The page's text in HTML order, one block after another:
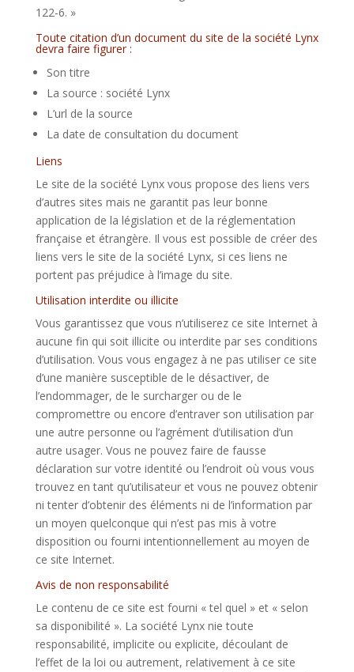
122-6. »
Toute citation d’un document du site de la société Lynx
devra faire figurer :
Son titre
La source : société Lynx
L’url de la source
La date de consultation du document
Liens
Le site de la société Lynx vous propose des liens vers
d’autres sites mais ne garantit pas leur bonne
application de la législation et de la réglementation
française et étrangère. Il vous est possible de créer des
liens vers le site de la société Lynx, si ces liens ne
portent pas préjudice à l’image du site.
Utilisation interdite ou illicite
Vous garantissez que vous n’utiliserez ce site Internet à
aucune fin qui soit illicite ou interdite par ses conditions
d’utilisation. Vous vous engagez à ne pas utiliser ce site
d’une manière susceptible de le désactiver, de
l’endommager, de le surcharger ou de le
compromettre ou encore d’entraver son utilisation par
une autre personne ou l’agrément d’utilisation d’un
autre usager. Vous ne pouvez faire de fausse
déclaration sur votre identité ou l’endroit où vous vous
trouvez en tant qu’utilisateur et vous ne pouvez obtenir
ni tenter d’obtenir des éléments ni de l’information par
un moyen quelconque qui n’est pas mis à votre
disposition ou fourni intentionnellement au moyen de
ce site Internet.
Avis de non responsabilité
Le contenu de ce site est fourni « tel quel » et « selon
sa disponibilité ». La société Lynx nie toute
responsabilité, implicite ou explicite, découlant de
l’effet de la loi ou autrement, relativement à ce site